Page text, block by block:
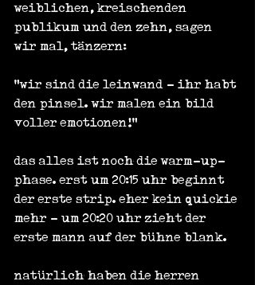
weiblichen, kreischenden
publikum und den zehn, sagen
wir mal, tänzern:
"wir sind die leinwand - ihr habt
den pinsel. wir malen ein bild
voller emotionen!"
das alles ist noch die warm-up-
phase. erst um 20:15 uhr beginnt
der erste strip. eher kein quickie
mehr - um 20:20 uhr zieht der
erste mann auf der bühne blank.
natürlich haben die herren